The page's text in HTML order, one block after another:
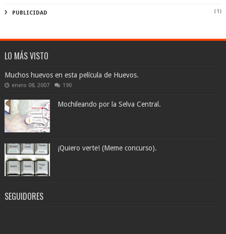
PUBLICIDAD (1)
LO MÁS VISTO
Muchos huevos en esta película de Huevos.
enero 08, 2007 190
Mochileando por la Selva Central.
¡Quiero verte! (Meme concurso).
SEGUIDORES